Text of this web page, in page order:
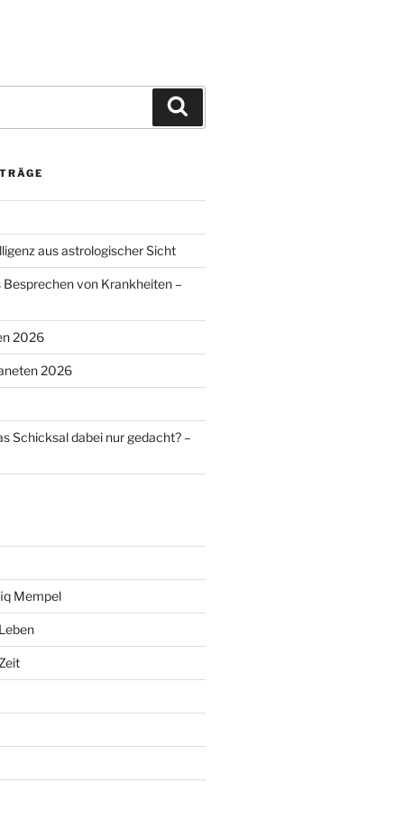
aus astrologischer Sicht
von Krankheiten –
2026
2026
Schicksal dabei nur gedacht? –
Mempel